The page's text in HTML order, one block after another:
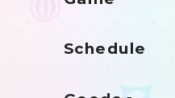
Schedule